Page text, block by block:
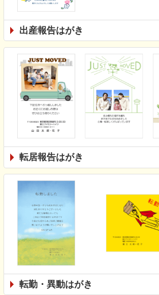
出産報告はがき
転居報告はがき
転勤・異動はがき